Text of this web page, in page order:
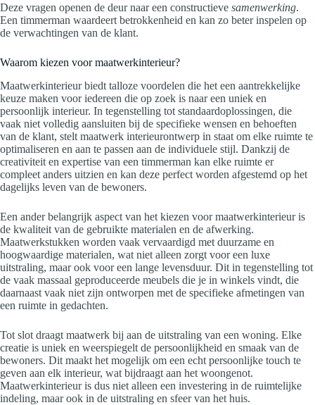
Deze vragen openen de deur naar een constructieve samenwerking.
Een timmerman waardeert betrokkenheid en kan zo beter inspelen op
de verwachtingen van de klant.
Waarom kiezen voor maatwerkinterieur?
Maatwerkinterieur biedt talloze voordelen die het een aantrekkelijke
keuze maken voor iedereen die op zoek is naar een uniek en
persoonlijk interieur. In tegenstelling tot standaardoplossingen, die
vaak niet volledig aansluiten bij de specifieke wensen en behoeften
van de klant, stelt maatwerk interieurontwerp in staat om elke ruimte te
optimaliseren en aan te passen aan de individuele stijl. Dankzij de
creativiteit en expertise van een timmerman kan elke ruimte er
compleet anders uitzien en kan deze perfect worden afgestemd op het
dagelijks leven van de bewoners.
Een ander belangrijk aspect van het kiezen voor maatwerkinterieur is
de kwaliteit van de gebruikte materialen en de afwerking.
Maatwerkstukken worden vaak vervaardigd met duurzame en
hoogwaardige materialen, wat niet alleen zorgt voor een luxe
uitstraling, maar ook voor een lange levensduur. Dit in tegenstelling tot
de vaak massaal geproduceerde meubels die je in winkels vindt, die
daarnaast vaak niet zijn ontworpen met de specifieke afmetingen van
een ruimte in gedachten.
Tot slot draagt maatwerk bij aan de uitstraling van een woning. Elke
creatie is uniek en weerspiegelt de persoonlijkheid en smaak van de
bewoners. Dit maakt het mogelijk om een echt persoonlijke touch te
geven aan elk interieur, wat bijdraagt aan het woongenot.
Maatwerkinterieur is dus niet alleen een investering in de ruimtelijke
indeling, maar ook in de uitstraling en sfeer van het huis.